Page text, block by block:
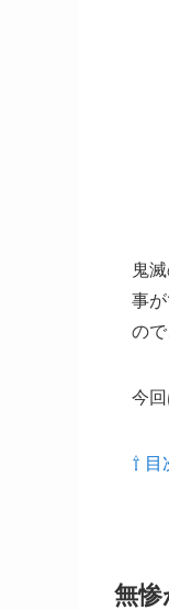
鬼
事
の
今
⇧ 目
無惨